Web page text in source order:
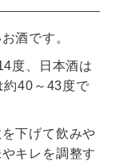
酒です。
度、日本酒は
約40～43度で
下げて飲みや
キレを調整す